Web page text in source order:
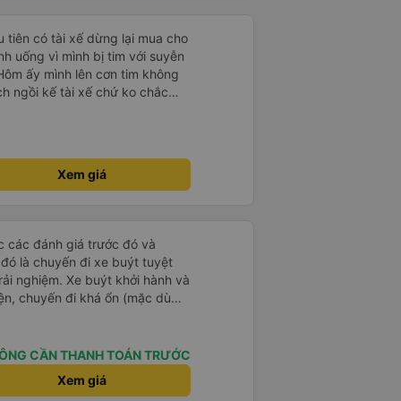
xe trong tương lai!
tiên có tài xế dừng lại mua cho
uống vì mình bị tim với suyễn
ấy mình lên cơn tim không
ngồi kế tài xế chứ ko chắc
chỗ cho mình ngồi còn
022.81 chiều về từ Dalat về
tối nha. Mình hỏi cả gia
rãi hơn mấy xe khác nhiều !
đường mà ok hết sức ! Xe
nào. Qua mỗi trạm tài xế
Có tâm hết sức chời ơi! Xe
ủng hộ
xe chú còn dán hello kitty
Xem giá
các đánh giá trước đó và
là chuyến đi xe buýt tuyệt
nghiệm. Xe buýt khởi hành và
chuyến đi khá ổn (mặc dù
của Việt Nam ^^), và chỗ
CẦN THANH TOÁN TRƯỚC
Xem giá